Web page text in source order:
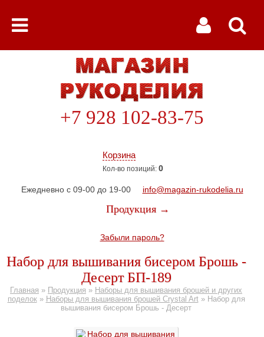
Корзина
Кол-во позиций: 0
+7 928 102-83-75
Ежедневно с 09-00 до 19-00 info@magazin-rukodelia.ru
Продукция →
Забыли пароль?
Набор для вышивания бисером Брошь -
Десерт БП-189
Главная » Продукция » Наборы для вышивания брошей и других
поделок» Наборы для вышивания брошей Crystal Art» Набор для
вышивания бисером Брошь - Десерт